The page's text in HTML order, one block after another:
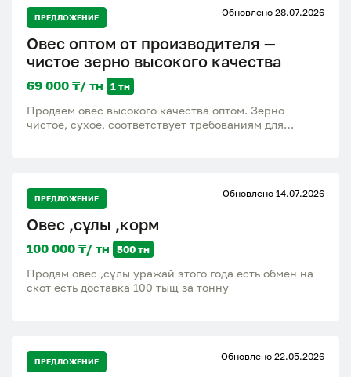
ПРЕДЛОЖЕНИЕ Обновлено 28.07.2026
Овес оптом от производителя —
чистое зерно высокого качества
69 000 ₸/ тн 1 тн
Продаем овес высокого качества оптом. Зерно
чистое, сухое, соответствует требованиям для
доставки
ПРЕДЛОЖЕНИЕ Обновлено 14.07.2026
Овес ,сұлы ,корм
100 000 ₸/ тн 500 тн
Продам овес ,сұлы уражай этого года есть обмен на
скот есть доставка 100 тыщ за тонну
ПРЕДЛОЖЕНИЕ Обновлено 22.05.2026